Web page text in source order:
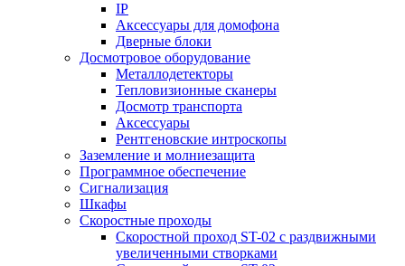
IP
Аксессуары для домофона
Дверные блоки
Досмотровое оборудование
Металлодетекторы
Тепловизионные сканеры
Досмотр транспорта
Аксессуары
Рентгеновские интроскопы
Заземление и молниезащита
Программное обеспечение
Сигнализация
Шкафы
Скоростные проходы
Скоростной проход ST-02 с раздвижными
увеличенными створками